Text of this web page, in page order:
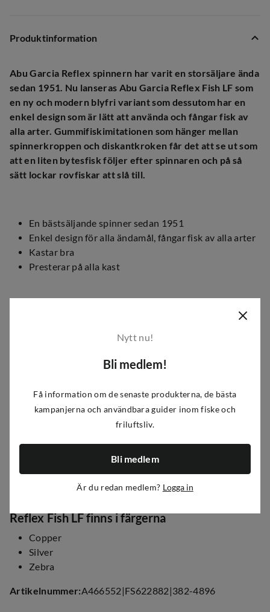
Produktinformation
Abu Garcia Reflex spinnern har varit en storsäljare ända
sedan 1951. Nu lanseras Abu Garcia Reflex Fish LF som
en ny och modern blyfri variant som dessutom har en
enkel design som är lätt att använda och fångar fisk av
alla arter. Gummifiskimitationen som hänger mellan
spinnerkroppen och diskantkroken får det att se ut som
att en liten bytesfisk följer efter spinnaren och på så
sätt lockar rovfiskar att slå till.
En bästsäljande spinner sedan 1951
Enkel design för alla ändamål, fångar fisk av alla arter
Kastar bra
Presterar på alla kast
Den strömlinjeformade Reflex spinnern kastar både långt
möjlighet att varje vevning att öring, gädda, abborre och
gösen kommer att hugga eller nästan vilken sötvattens-
Reflex Fish LF är en blyfri spinnare som
kommer i vikter
Reflex Fish LF finns i färgerna
Copper
Silver
Zebra
Artikelnummer:A466552 |FS622882 |382-4896
Nytt nu!
Bli medlem!
Få information om de senaste produkterna, de bästa
kampanjerna och användbara guider inom fiske och
friluftsliv.
Bli medlem
Är du redan medlem? Logga in